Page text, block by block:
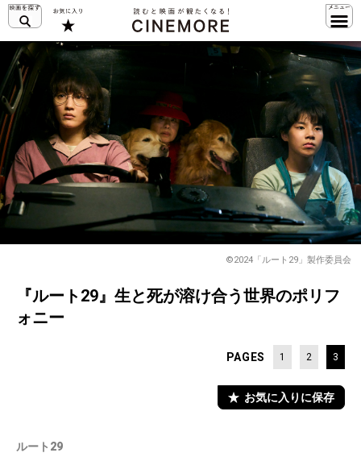
©2024「ルート29」製作委員会
『ルート29』生と死が溶け合う世界のポリフ
ォニー
PAGES 1 2 3
お気に入りに保存
ルート29